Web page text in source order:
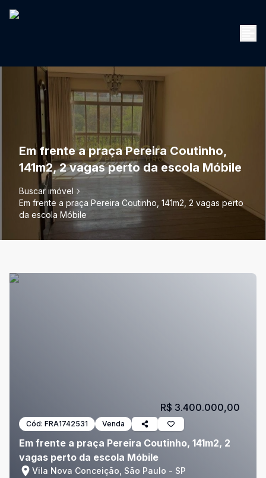
Em frente a praça Pereira Coutinho,
141m2, 2 vagas perto da escola Móbile
Buscar imóvel
Em frente a praça Pereira Coutinho, 141m2, 2 vagas perto
da escola Móbile
Cód: FRA1742531 Venda
Em frente a praça Pereira Coutinho, 141m2, 2
vagas perto da escola Móbile
Vila Nova Conceição, São Paulo - SP
R$ 3.400.000,00